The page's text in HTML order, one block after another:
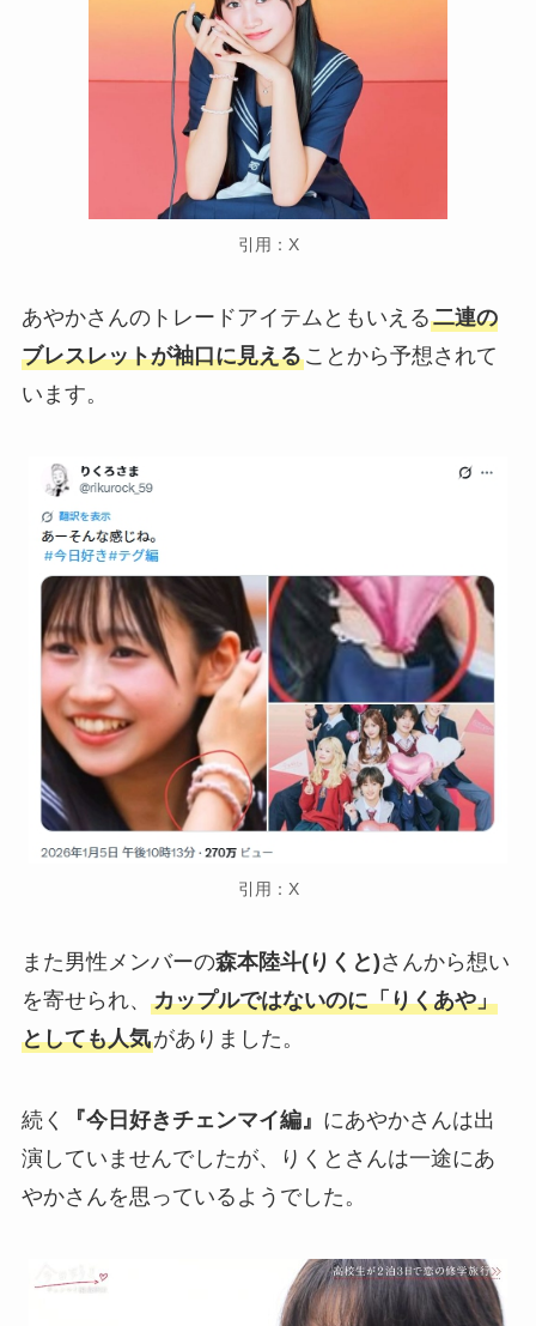
引用：X
あやかさんのトレードアイテムともいえる二連の
ブレスレットが袖口に見えることから予想されて
います。
引用：X
また男性メンバーの森本陸斗(りくと)さんから想い
を寄せられ、 カップルではないのに「りくあや」
としても人気がありました。
続く 『今日好きチェンマイ編』 にあやかさんは出
演していませんでしたが、りくとさんは一途にあ
やかさんを思っているようでした。